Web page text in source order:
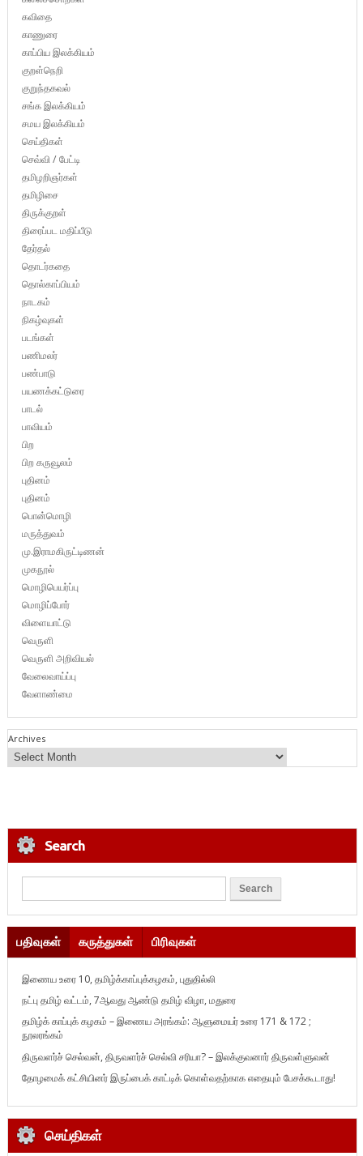
கவிதை
காணுரை
காப்பிய இலக்கியம்
குறள்நெறி
குறுந்தகவல்
சங்க இலக்கியம்
சமய இலக்கியம்
செய்திகள்
செவ்வி / பேட்டி
தமிழறிஞர்கள்
தமிழிசை
திருக்குறள்
திரைப்பட மதிப்பீடு
தேர்தல்
தொடர்கதை
தொல்காப்பியம்
நாடகம்
நிகழ்வுகள்
படங்கள்
பணிமலர்
பண்பாடு
பயணக்கட்டுரை
பாடல்
பாவியம்
பிற
பிற கருவூலம்
புதினம்
புதினம்
பொன்மொழி
மருத்துவம்
மு.இராமகிருட்டிணன்
முகநூல்
மொழிபெயர்ப்பு
மொழிப்போர்
விளையாட்டு
வெருளி
வெருளி அறிவியல்
வேலைவாய்ப்பு
வேளாண்மை
Archives
Search
பதிவுகள் கருத்துகள் பிரிவுகள்
இணைய உரை 10, தமிழ்க்காப்புக்கழகம், புதுதில்லி
நட்பு தமிழ் வட்டம், 7ஆவது ஆண்டு தமிழ் விழா, மதுரை
தமிழ்க் காப்புக் கழகம் – இணைய அரங்கம்: ஆளுமையர் உரை 171 & 172 ;
நூலரங்கம்
திருவளர்ச் செல்வன், திருவளர்ச் செல்வி சரியா? – இலக்குவனார் திருவள்ளுவன்
தோழமைக் கட்சியினர் இருப்பைக் காட்டிக் கொள்வதற்காக எதையும் பேசக்கூடாது!
செய்திகள்